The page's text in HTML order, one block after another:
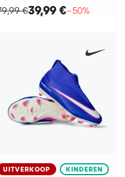
€39,99 €−50%
UITVERKOOP KINDEREN